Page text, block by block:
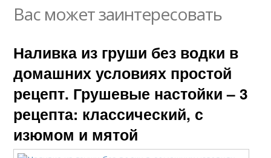
Вас может заинтересовать
Наливка из груши без водки в
домашних условиях простой
рецепт. Грушевые настойки – 3
рецепта: классический, с
изюмом и мятой